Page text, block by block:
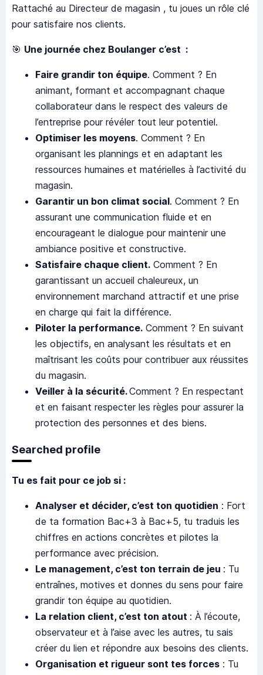
Rattaché au Directeur de magasin , tu joues un rôle clé
pour satisfaire nos clients.
🎯 Une journée chez Boulanger c’est :
Faire grandir ton équipe. Comment ? En
animant, formant et accompagnant chaque
collaborateur dans le respect des valeurs de
l’entreprise pour révéler tout leur potentiel.
Optimiser les moyens. Comment ? En
organisant les plannings et en adaptant les
ressources humaines et matérielles à l’activité du
magasin.
Garantir un bon climat social. Comment ? En
assurant une communication fluide et en
encourageant le dialogue pour maintenir une
ambiance positive et constructive.
Satisfaire chaque client. Comment ? En
garantissant un accueil chaleureux, un
environnement marchand attractif et une prise
en charge qui fait la différence.
Piloter la performance. Comment ? En suivant
les objectifs, en analysant les résultats et en
maîtrisant les coûts pour contribuer aux réussites
du magasin.
Veiller à la sécurité.Comment ? En respectant
et en faisant respecter les règles pour assurer la
protection des personnes et des biens.
Searched profile
Tu es fait pour ce job si :
Analyser et décider, c’est ton quotidien : Fort
de ta formation Bac+3 à Bac+5, tu traduis les
chiffres en actions concrètes et pilotes la
performance avec précision.
Le management, c’est ton terrain de jeu : Tu
entraînes, motives et donnes du sens pour faire
grandir ton équipe au quotidien.
La relation client, c’est ton atout : À l’écoute,
observateur et à l’aise avec les autres, tu sais
créer du lien et répondre aux besoins des clients.
Organisation et rigueur sont tes forces : Tu